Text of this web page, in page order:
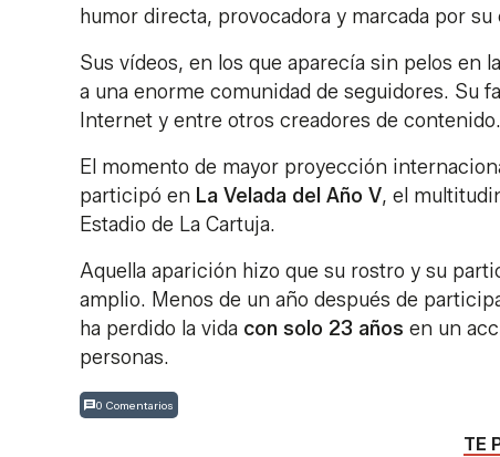
humor directa, provocadora y marcada por su
Sus vídeos, en los que aparecía sin pelos
a una enorme comunidad de seguidores. Su
Internet y entre otros creadores de contenido.
El momento de mayor proyección
participó en La Velada del Año V, el
Estadio de La Cartuja.
Aquella aparición hizo que su rostro y su
amplio. Menos de un año después de
ha perdido la vida con solo 23 años en un
personas.
0 Comentarios
TE